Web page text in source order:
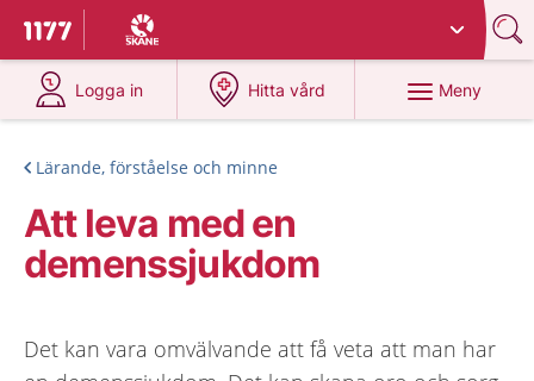
Till startsidan för 1177
Du har valt region
Logga in
på 1177.se
Hitta vård
på 1177.se
Meny
Lärande, förståelse och minne
Att leva med en
demenssjukdom
Det kan vara omvälvande att få veta att man har